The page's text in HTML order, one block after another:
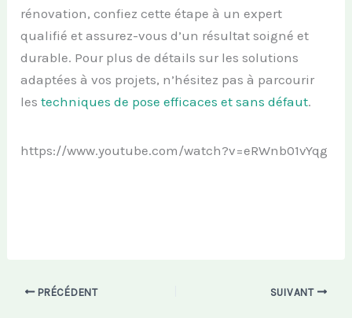
rénovation, confiez cette étape à un expert
qualifié et assurez-vous d’un résultat soigné et
durable. Pour plus de détails sur les solutions
adaptées à vos projets, n’hésitez pas à parcourir
lestechniques de pose efficaces et sans défaut.
https://www.youtube.com/watch?v=eRWnb01vYqg
PRÉCÉDENT SUIVANT